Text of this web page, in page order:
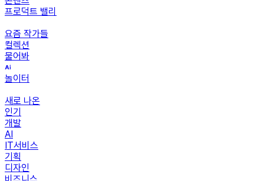
프로덕트 밸리
요즘 작가들
컬렉션
물어봐
놀이터
새로 나온
인기
개발
AI
IT서비스
기획
디자인